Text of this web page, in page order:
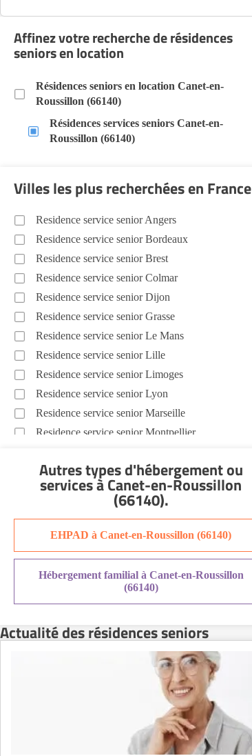
Affinez votre recherche de résidences
seniors en location
Résidences seniors en location Canet-en-
Roussillon (66140)
Résidences services seniors Canet-en-
Roussillon (66140)
Villes les plus recherchées en France
Residence service senior Angers
Residence service senior Bordeaux
Residence service senior Brest
Residence service senior Colmar
Residence service senior Dijon
Residence service senior Grasse
Residence service senior Le Mans
Residence service senior Lille
Residence service senior Limoges
Residence service senior Lyon
Residence service senior Marseille
Residence service senior Montpellier
Residence service senior Nantes
Residence service senior Nîmes
Residence service senior Orléans
Residence service senior Perpignan
Residence service senior Toulouse
Recherche par ville
Autres types d'hébergement ou
servicesà Canet-en-Roussillon
(66140).
EHPAD à Canet-en-Roussillon (66140)
Hébergement familial à Canet-en-Roussillon
(66140)
Actualité des résidences seniors